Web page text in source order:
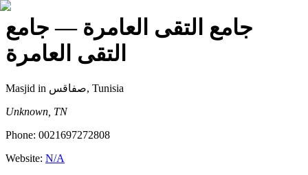
جامع التقى العامرة — جامع
التقى العامرة
Masjid
in صفاقس, Tunisia
Unknown, TN
Phone: 0021697272808
Website: N/A